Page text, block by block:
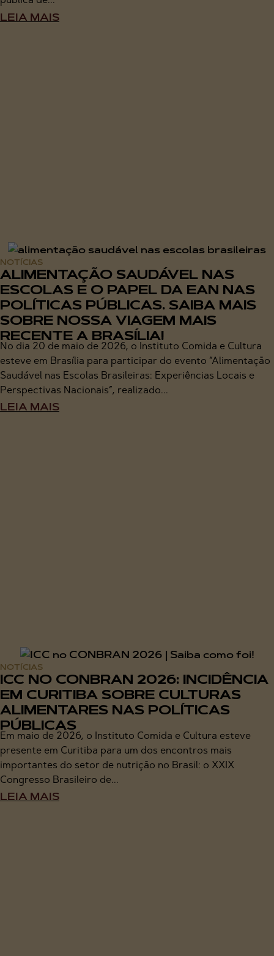
LEIA MAIS
NOTÍCIAS
ALIMENTAÇÃO SAUDÁVEL NAS
ESCOLAS E O PAPEL DA EAN NAS
POLÍTICAS PÚBLICAS. SAIBA MAIS
SOBRE NOSSA VIAGEM MAIS
RECENTE A BRASÍLIA!
No dia 20 de maio de 2026, o Instituto Comida e Cultura
esteve em Brasília para participar do evento “Alimentação
Saudável nas Escolas Brasileiras: Experiências Locais e
Perspectivas Nacionais”, realizado...
LEIA MAIS
NOTÍCIAS
ICC NO CONBRAN 2026: INCIDÊNCIA
EM CURITIBA SOBRE CULTURAS
ALIMENTARES NAS POLÍTICAS
PÚBLICAS
Em maio de 2026, o Instituto Comida e Cultura esteve
presente em Curitiba para um dos encontros mais
importantes do setor de nutrição no Brasil: o XXIX
Congresso Brasileiro de...
LEIA MAIS